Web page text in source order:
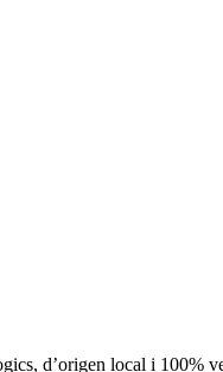
d’origen local i 100%